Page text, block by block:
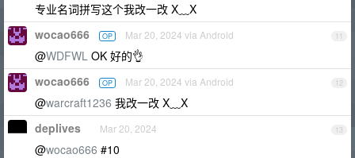
专业名词拼写这个我改一改 X﹏X
11
wocao666 OP Mar 20, 2024 via Android
@WDFWL OK 好的👌
12
wocao666 OP Mar 20, 2024 via Android
@warcraft1236 我改一改 X﹏X
13
deplives Mar 20, 2024
@wocao666 #10